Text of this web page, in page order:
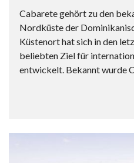
Cabarete gehört zu den
Nordküste der
Küstenort hat sich in den
beliebten Ziel für
entwickelt. Bekannt wurde